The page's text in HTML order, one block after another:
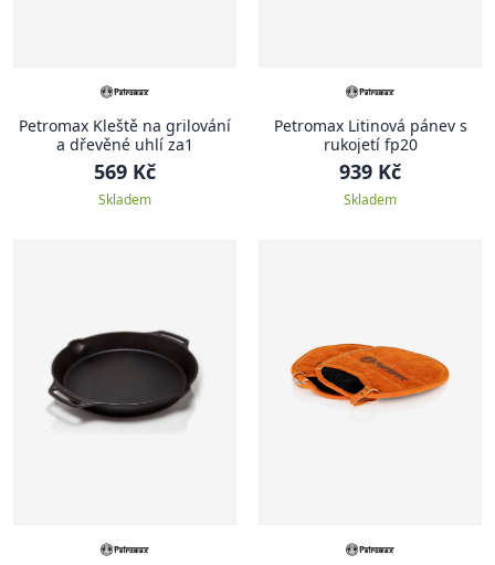
Petromax Kleště na grilování
a dřevěné uhlí za1
569 Kč
Skladem
Petromax Litinová pánev s
rukojetí fp20
939 Kč
Skladem